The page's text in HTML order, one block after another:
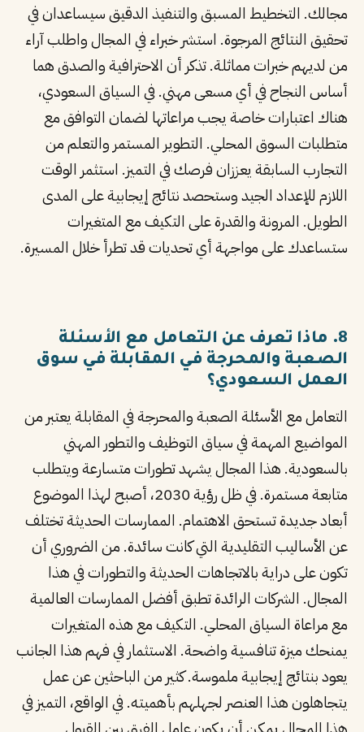
مجالك. التخطيط المسبق والتنفيذ الدقيق سيساعدان في
تحقيق النتائج المرجوة. استشر خبراء في المجال واطلب آراء
من لديهم خبرات مماثلة. تذكر أن الاحترافية والصدق هما
أساس النجاح في أي مسعى مهني. في السياق السعودي،
هناك اعتبارات خاصة يجب مراعاتها لضمان التوافق مع
متطلبات السوق المحلي. التطوير المستمر والتعلم من
التجارب السابقة يعززان فرصك في التميز. استثمر الوقت
اللازم للإعداد الجيد وستحصد نتائج إيجابية على المدى
الطويل. المرونة والقدرة على التكيف مع المتغيرات
ستساعدك على مواجهة أي تحديات قد تطرأ خلال المسيرة.
8. ماذا تعرف عن التعامل مع الأسئلة
الصعبة والمحرجة في المقابلة في سوق
العمل السعودي؟
التعامل مع الأسئلة الصعبة والمحرجة في المقابلة يعتبر من
المواضيع المهمة في سياق التوظيف والتطور المهني
بالسعودية. هذا المجال يشهد تطورات متسارعة ويتطلب
متابعة مستمرة. في ظل رؤية 2030، أصبح لهذا الموضوع
أبعاد جديدة تستحق الاهتمام. الممارسات الحديثة تختلف
عن الأساليب التقليدية التي كانت سائدة. من الضروري أن
تكون على دراية بالاتجاهات الحديثة والتطورات في هذا
المجال. الشركات الرائدة تطبق أفضل الممارسات العالمية
مع مراعاة السياق المحلي. التكيف مع هذه المتغيرات
يمنحك ميزة تنافسية واضحة. الاستثمار في فهم هذا الجانب
يعود بنتائج إيجابية ملموسة. كثير من الباحثين عن عمل
يتجاهلون هذا العنصر لجهلهم بأهميته. في الواقع، التميز في